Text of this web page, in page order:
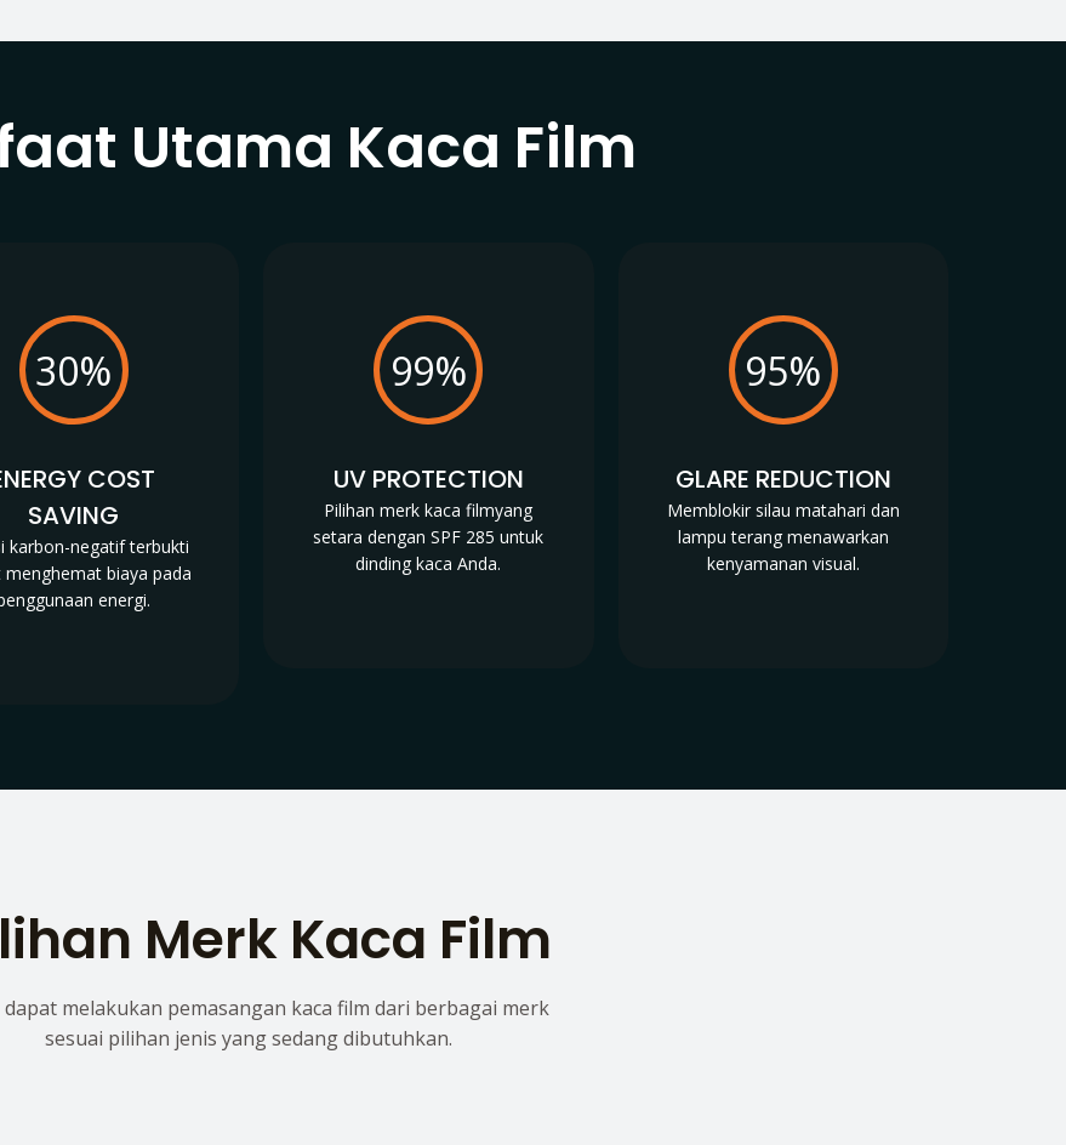
Utama Kaca Film
30%
COST
SAVING
karbon-negatif terbukti
menghemat biaya pada
energi.
99%
UV PROTECTION
Pilihan merk kaca filmyang
setara dengan SPF 285 untuk
dinding kaca Anda.
95%
GLARE REDUCTION
Memblokir silau matahari dan
lampu terang menawarkan
kenyamanan visual.
Merk Kaca Film
dapat melakukan pemasangan kaca film dari berbagai merk
sesuai pilihan jenis yang sedang dibutuhkan.